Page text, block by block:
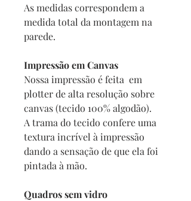
As medidas correspondem a
medida total da montagem na
parede.
Impressão em Canvas
Nossa impressão é feita em
plotter de alta resolução sobre
canvas (tecido 100% algodão).
A trama do tecido confere uma
textura incrível à impressão
dando a sensação de que ela foi
pintada à mão.
Quadros sem vidro